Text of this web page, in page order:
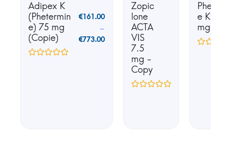
Adipex K
(Phetermin
e) 75 mg
(Copie)
€161.00
–
€773.00
Zopic
lone
ACTA
VIS
7.5
mg -
Copy
e K25
mg